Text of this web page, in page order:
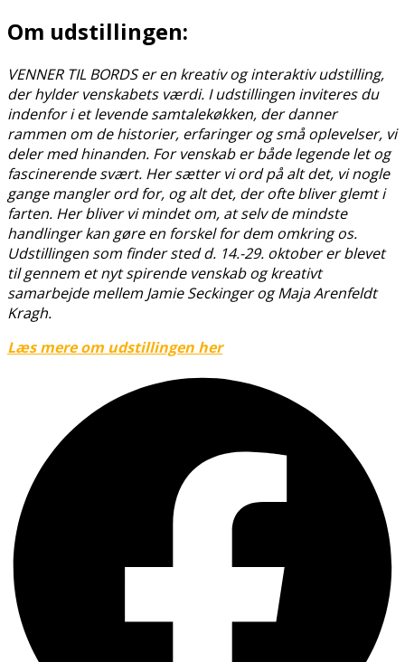
Om udstillingen:
VENNER TIL BORDS er en kreativ og interaktiv udstilling,
der hylder venskabets værdi. I udstillingen inviteres du
indenfor i et levende samtalekøkken, der danner
rammen om de historier, erfaringer og små oplevelser, vi
deler med hinanden. For venskab er både legende let og
fascinerende svært. Her sætter vi ord på alt det, vi nogle
gange mangler ord for, og alt det, der ofte bliver glemt i
farten. Her bliver vi mindet om, at selv de mindste
handlinger kan gøre en forskel for dem omkring os.
Udstillingen som finder sted d. 14.-29. oktober er blevet
til gennem et nyt spirende venskab og kreativt
samarbejde mellem Jamie Seckinger og Maja Arenfeldt
Kragh.
Læs mere om udstillingen her